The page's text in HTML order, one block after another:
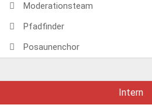
Moderationsteam
Pfadfinder
Posaunenchor
Intern